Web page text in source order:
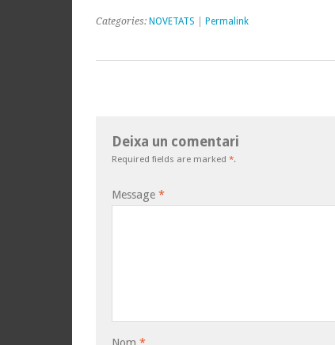
Categories: NOVETATS Permalink
Deixa un comentari
Required fields are marked *.
Message *